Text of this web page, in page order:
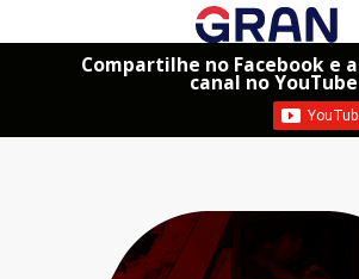
Compartilhe no Facebook e
canal no YouTube